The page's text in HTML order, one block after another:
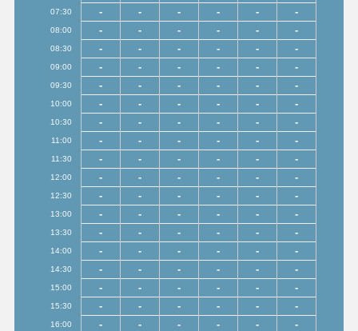
07:30 - - - - - -
08:00 - - - - - -
08:30 - - - - - -
09:00 - - - - - -
09:30 - - - - - -
10:00 - - - - - -
10:30 - - - - - -
11:00 - - - - - -
11:30 - - - - - -
12:00 - - - - - -
12:30 - - - - - -
13:00 - - - - - -
13:30 - - - - - -
14:00 - - - - - -
14:30 - - - - - -
15:00 - - - - - -
15:30 - - - - - -
16:00 - - - - - -